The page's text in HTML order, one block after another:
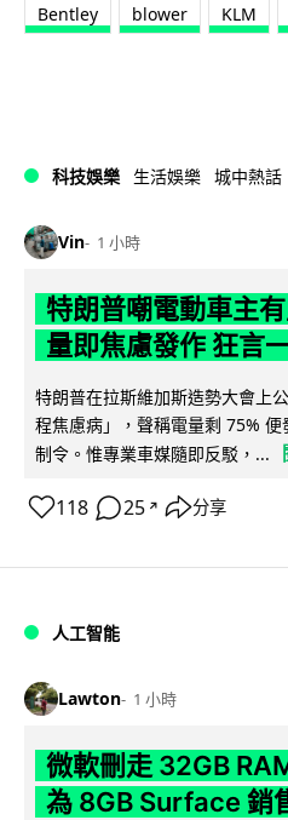
Bentley blower KLM
科技娛樂 生活娛樂 城中熱話
Vin 1 小時
特朗普嘲電動車主
量即焦慮發作 狂言
特朗普在拉斯維加斯造勢大會上
程焦慮病」，聲稱電量剩 75%
制令。惟專業車媒隨即反駁，...
118 25 ↗ 分享
人工智能
Lawton 1 小時
微軟刪走 32GB
為 8GB Surface 銷